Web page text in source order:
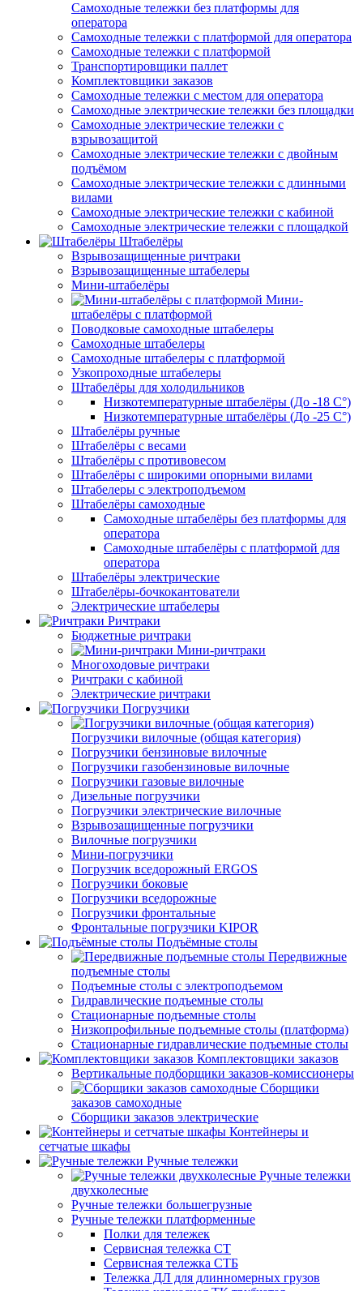
Самоходные тележки без платформы для
оператора
Самоходные тележки с платформой для оператора
Самоходные тележки с платформой
Транспортировщики паллет
Комплектовщики заказов
Самоходные тележки с местом для оператора
Самоходные электрические тележки без площадки
Самоходные электрические тележки с
взрывозащитой
Самоходные электрические тележки с двойным
подъёмом
Самоходные электрические тележки с длинными
вилами
Самоходные электрические тележки с кабиной
Самоходные электрические тележки с площадкой
Штабелёры
Взрывозащищенные ричтраки
Взрывозащищенные штабелеры
Мини-штабелёры
Мини-
штабелёры с платформой
Поводковые самоходные штабелеры
Самоходные штабелеры
Самоходные штабелеры с платформой
Узкопроходные штабелеры
Штабелёры для холодильников
Низкотемпературные штабелёры (До -18 C°)
Низкотемпературные штабелёры (До -25 C°)
Штабелёры ручные
Штабелёры с весами
Штабелёры с противовесом
Штабелёры с широкими опорными вилами
Штабелеры с электроподъемом
Штабелёры самоходные
Самоходные штабелёры без платформы для
оператора
Самоходные штабелёры с платформой для
оператора
Штабелёры электрические
Штабелёры-бочкокантователи
Электрические штабелеры
Ричтраки
Бюджетные ричтраки
Мини-ричтраки
Многоходовые ричтраки
Ричтраки с кабиной
Электрические ричтраки
Погрузчики
Погрузчики вилочные (общая категория)
Погрузчики бензиновые вилочные
Погрузчики газобензиновые вилочные
Погрузчики газовые вилочные
Дизельные погрузчики
Погрузчики электрические вилочные
Взрывозащищенные погрузчики
Вилочные погрузчики
Мини-погрузчики
Погрузчик вседорожный ERGOS
Погрузчики боковые
Погрузчики вседорожные
Погрузчики фронтальные
Фронтальные погрузчики KIPOR
Подъёмные столы
Передвижные
подъемные столы
Подъемные столы с электроподъемом
Гидравлические подъемные столы
Стационарные подъемные столы
Низкопрофильные подъемные столы (платформа)
Стационарные гидравлические подъемные столы
Комплектовщики заказов
Вертикальные подборщики заказов-комиссионеры
Сборщики
заказов самоходные
Сборщики заказов электрические
Контейнеры и
сетчатые шкафы
Ручные тележки
Ручные тележки
двухколесные
Ручные тележки большегрузные
Ручные тележки платформенные
Полки для тележек
Сервисная тележка СТ
Сервисная тележка СТБ
Тележка ДЛ для длинномерных грузов